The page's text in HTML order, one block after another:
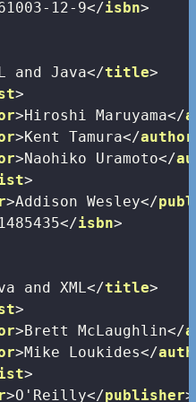
12-9</isbn>
and Java</title>
>
>Hiroshi Maruyama</
>Kent Tamura</author
>Naohiko Uramoto</
>
>Addison Wesley</
</isbn>
and XML</title>
>
>Brett McLaughlin</
>Mike Loukides</
>
>O'Reilly</publisher>